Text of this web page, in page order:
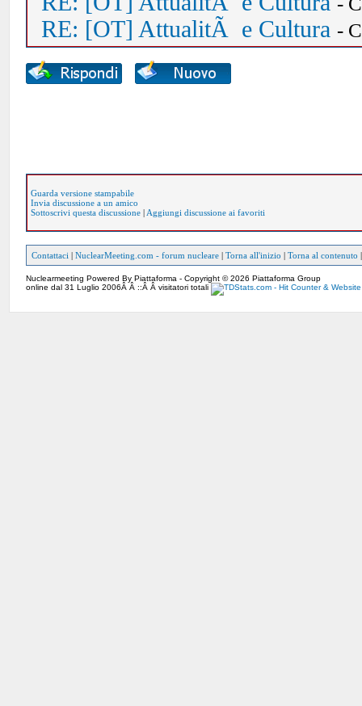
RE: [OT] AttualitÃ e Cultura -
Guarda versione stampabile
Invia discussione a un amico
Sottoscrivi questa discussione | Aggiungi discussione ai favoriti
Contattaci |NuclearMeeting.com - forum nucleare |Torna all'inizio |Torna al contenuto
Nuclearmeeting Powered By Piattaforma - Copyright © 2026 Piattaforma Group
online dal 31 Luglio 2006Â Â ::Â Â visitatori totali